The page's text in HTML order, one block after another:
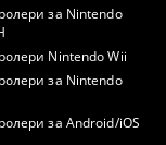
за Nintendo
Nintendo Wii
за Nintendo
за Android/iOS